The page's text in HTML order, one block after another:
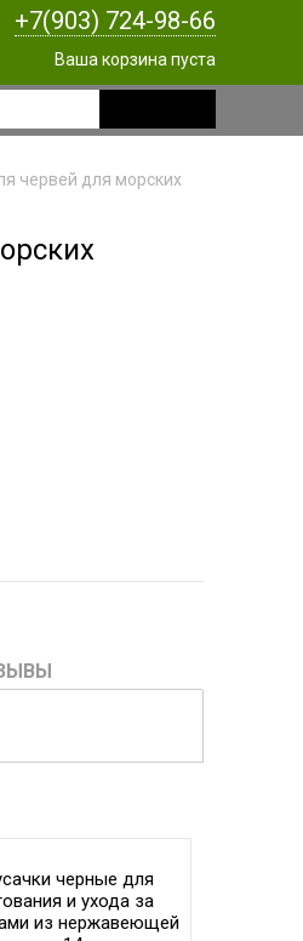
+7(903) 724-98-66
Ваша корзина пуста
червей для морских